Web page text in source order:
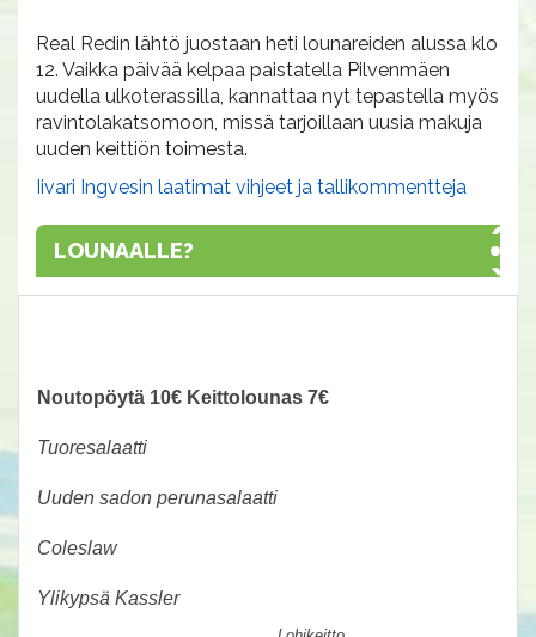
Real Redin lähtö juostaan heti lounareiden alussa klo
12. Vaikka päivää kelpaa paistatella Pilvenmäen
uudella ulkoterassilla, kannattaa nyt tepastella myös
ravintolakatsomoon, missä tarjoillaan uusia makuja
uuden keittiön toimesta.
Iivari Ingvesin laatimat vihjeet ja tallikommentteja
LOUNAALLE?
Noutopöytä 10€ Keittolounas 7€
Tuoresalaatti
Uuden sadon perunasalaatti
Coleslaw
Ylikypsä Kassler